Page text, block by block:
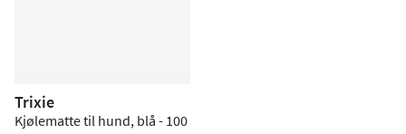
Trixie
Kjølematte til hund, blå - 100